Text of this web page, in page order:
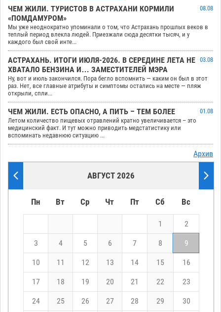
ЧЕМ ЖИЛИ. ТУРИСТОВ В АСТРАХАНИ КОРМИЛИ
«ПОМДАМУРОМ»
08.08
Мы уже неоднократно упоминали о том, что Астрахань прошлых веков в
теплый период влекла людей. Приезжали сюда десятки тысяч, и у
каждого был свой инте...
АСТРАХАНЬ. ИТОГИ ИЮЛЯ-2026. В СЕРЕДИНЕ ЛЕТА НЕ
ХВАТАЛО БЕНЗИНА И… ЗАМЕСТИТЕЛЕЙ МЭРА
03.08
Ну, вот и июль закончился. Пора бегло вспомнить — каким он был в этот
раз. Нет, все главные атрибуты и симптомы остались на месте — пляж
открыли, спли...
ЧЕМ ЖИЛИ. ЕСТЬ ОПАСНО, А ПИТЬ – ТЕМ БОЛЕЕ
01.08
Летом количество пищевых отравлений кратно увеличивается – это
медицинский факт. И тут можно приводить медстатистику или
вспоминать недавнюю ситуацию ...
Архив
АВГУСТ 2026
Пн Вт Ср Чт Пт Сб Вс
1 2
3 4 5 6 7 8 9
10 11 12 13 14 15 16
17 18 19 20 21 22 23
24 25 26 27 28 29 30